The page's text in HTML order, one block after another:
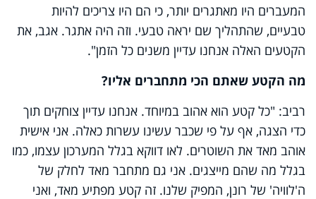
המעברים היו מאתגרים יותר, כי הם היו צריכים להיות
טבעיים, שהתהליך שם יראה טבעי. וזה היה אתגר. אגב, את
הקטעים האלה אנחנו עדיין משנים כל הזמן".
מה הקטע שאתם הכי מתחברים אליו?
רביב: "כל קטע הוא אהוב במיוחד. אנחנו עדיין צוחקים תוך
כדי הצגה, אף על פי שכבר עשינו עשרות כאלה. אני אישית
אוהב מאד את השוטרים. לאו דווקא בגלל המערכון עצמו, כמו
בגלל מה שהם מייצגים. אני גם מתחבר מאד לחלק של
ה'לוויה' של רונן, המפיק שלנו. זה קטע מפתיע מאד, ואני